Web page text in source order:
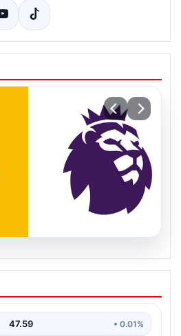
İki Yıldız İle
50 Milyon Euro
47.59 • 0.01%